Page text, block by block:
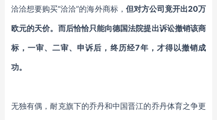
洽洽想要购买“洽洽”的海外商标， 但对方公司竟开出20万
欧元的天价。而后恰恰只能向德国法院提出诉讼撤销该商
标，一审、二审、申诉后，终历经7年，才得以撤销成
功。
无独有偶，耐克旗下的乔丹和中国晋江的乔丹体育之争更